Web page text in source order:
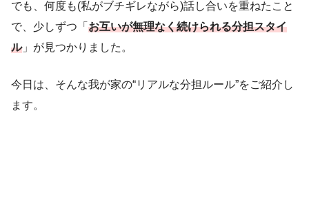
でも、何度も(私がブチギレながら)話し合いを重ねたこと
で、少しずつ「 お互いが無理なく続けられる分担スタイ
ル」が見つかりました。
今日は、そんな我が家の“リアルな分担ルール”をご紹介し
ます。